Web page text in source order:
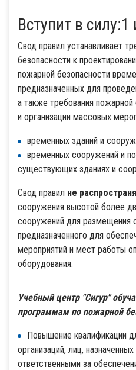
Вступит в
Cвод правил устанавливает
безопасности к
пожарной безопасности
предназначенных для
а также требования пожарной
и организации массовых
временных зданий и
временных сооружений и
существующих зданиях и
Свод правил не
сооружения высотой более
сооружений для размещения
предназначенного для
мероприятий и мест работы
оборудования.
Учебный центр "Сигур"
программам по пожарной
Повышение квалификации
организаций, лиц,
ответственными за